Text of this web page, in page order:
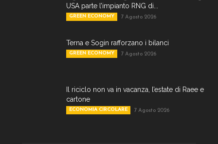
USA parte l’impianto RNG di...
GREEN ECONOMY 7 Agosto 2026
Terna e Sogin rafforzano i bilanci
GREEN ECONOMY 7 Agosto 2026
Il riciclo non va in vacanza, l’estate di Raee e
cartone
ECONOMIA CIRCOLARE 7 Agosto 2026